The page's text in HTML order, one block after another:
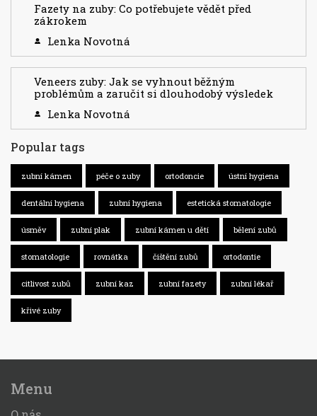
Fazety na zuby: Co potřebujete vědět před
zákrokem
Lenka Novotná
Veneers zuby: Jak se vyhnout běžným
problémům a zaručit si dlouhodobý výsledek
Lenka Novotná
Popular tags
zubní kámen péče o zuby ortodoncie ústní hygiena
dentální hygiena zubní hygiena estetická stomatologie
úsměv zubní plak zubní kámen u dětí bělení zubů
stomatologie rovnátka čištění zubů ortodontie
citlivost zubů zubní kaz zubní fazety zubní lékař
křivé zuby
Menu